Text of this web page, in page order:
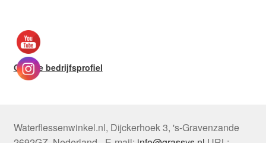
Google bedrijfsprofiel
Waterflessenwinkel.nl, Dijckerhoek 3, 's-Gravenzande